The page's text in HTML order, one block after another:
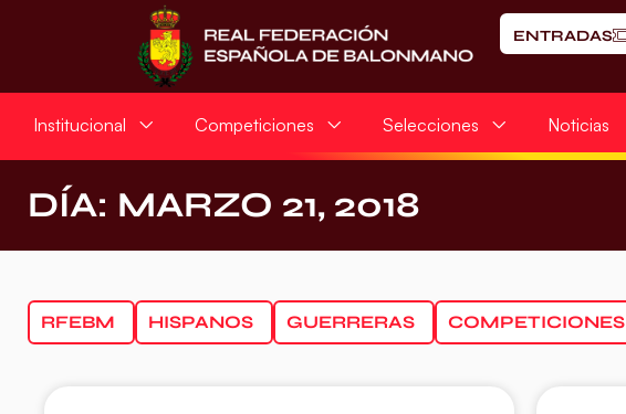
ENTRADAS
Institucional Competiciones Selecciones Noticias
DÍA: MARZO 21, 2018
RFEBM HISPANOS GUERRERAS COMPETICIONES